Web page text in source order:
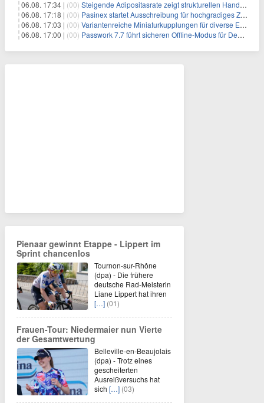
06.08. 17:34 | (00) Steigende Adipositasrate zeigt strukturellen Handlungsbedarf bei der Ernährung schulpflichtiger Kinder
06.08. 17:18 | (00) Pasinex startet Ausschreibung für hochgradiges Zinksulfidkonzentrat mit Germanium- und Silbergehalten und stellt ein Betriebsupdate bereit
06.08. 17:03 | (00) Variantenreiche Miniaturkupplungen für diverse Einsatzbereiche
06.08. 17:00 | (00) Passwork 7.7 führt sicheren Offline-Modus für Desktop- und Mobile-Apps ein
Pienaar gewinnt Etappe - Lippert im
Sprint chancenlos
Tournon-sur-Rhône
(dpa) - Die frühere
deutsche Rad-Meisterin
Liane Lippert hat ihren
[…] (01)
Frauen-Tour: Niedermaier nun Vierte
der Gesamtwertung
Belleville-en-Beaujolais
(dpa) - Trotz eines
gescheiterten
Ausreißversuchs hat
sich […] (03)